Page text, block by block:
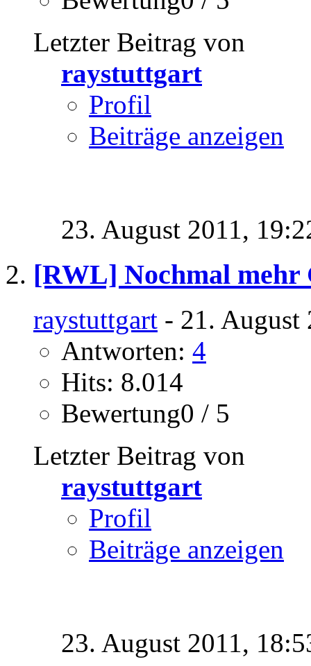
Letzter Beitrag von
raystuttgart
Profil
Beiträge anzeigen
23. August 2011,
[RWL] Nochmal mehr
raystuttgart - 21. August
Antworten: 4
Hits: 8.014
Bewertung0 / 5
Letzter Beitrag von
raystuttgart
Profil
Beiträge anzeigen
23. August 2011,